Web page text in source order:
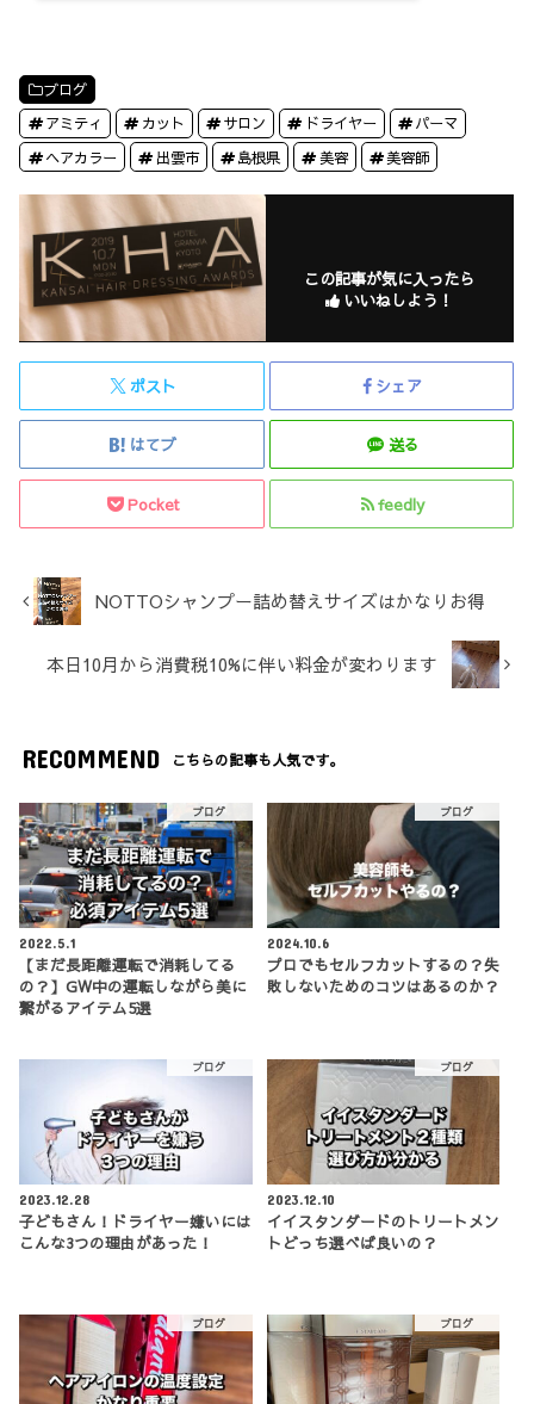
ブログ
アミティ
カット サロン ドライヤー
パーマ
ヘアカラー
出雲市 島根県 美容 美容師
この記事が気に入ったら
いいねしよう！
ポスト シェア
はてブ 送る
Pocket feedly
NOTTOシャンプー詰め替えサイズはかなりお得
本日10月から消費税10%に伴い料金が変わります
RECOMMEND こちらの記事も人気です。
ブログ
2022.5.1
【まだ長距離運転で消耗してる
の？】GW中の運転しながら美に
繋がるアイテム5選
ブログ
2024.10.6
プロでもセルフカットするの？失
敗しないためのコツはあるのか？
ブログ
2023.12.28
子どもさん！ドライヤー嫌いには
こんな3つの理由があった！
ブログ
2023.12.10
イイスタンダードのトリートメン
トどっち選べば良いの？
ブログ ブログ